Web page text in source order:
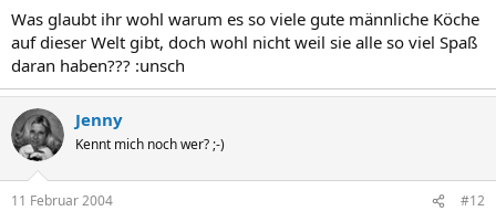
Was glaubt ihr wohl warum es so viele gute männliche Köche
auf dieser Welt gibt, doch wohl nicht weil sie alle so viel Spaß
daran haben??? :unsch
Jenny
Kennt mich noch wer? ;-)
11 Februar 2004 #12